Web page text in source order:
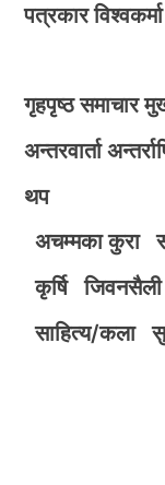
पत्रकार
गृहपृष्ठ समाचार
अन्तरवार्ता
थप
अचम्मका कुरा
कृर्षि
जिवनसैली
साहित्य/कला